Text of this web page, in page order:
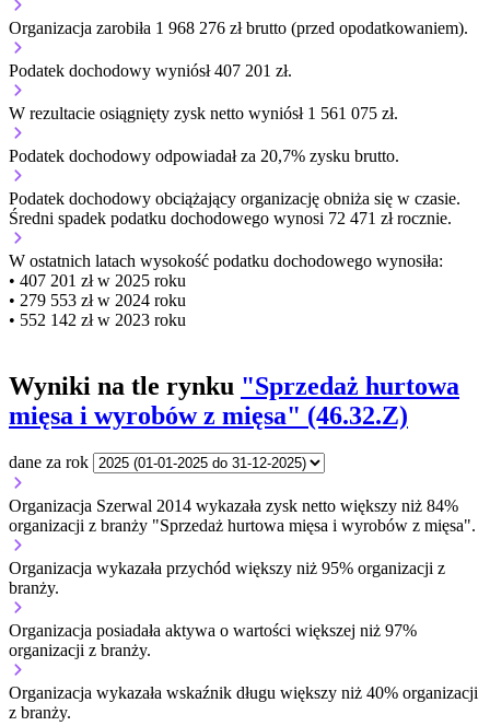
Organizacja zarobiła 1 968 276 zł brutto (przed opodatkowaniem).
Podatek dochodowy wyniósł 407 201 zł.
W rezultacie osiągnięty zysk netto wyniósł 1 561 075 zł.
Podatek dochodowy odpowiadał za 20,7% zysku brutto.
Podatek dochodowy obciążający organizację obniża się w czasie.
Średni spadek podatku dochodowego wynosi 72 471 zł rocznie.
W ostatnich latach wysokość podatku dochodowego wynosiła:
• 407 201 zł w 2025 roku
• 279 553 zł w 2024 roku
• 552 142 zł w 2023 roku
Wyniki na tle rynku "Sprzedaż hurtowa
mięsa i wyrobów z mięsa" (46.32.Z)
dane za rok
Organizacja Szerwal 2014 wykazała zysk netto większy niż 84%
organizacji z branży "Sprzedaż hurtowa mięsa i wyrobów z mięsa".
Organizacja wykazała przychód większy niż 95% organizacji z
branży.
Organizacja posiadała aktywa o wartości większej niż 97%
organizacji z branży.
Organizacja wykazała wskaźnik długu większy niż 40% organizacji
z branży.